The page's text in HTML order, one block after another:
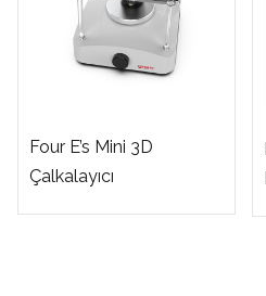
Four E’s Mini 3D
Çalkalayıcı